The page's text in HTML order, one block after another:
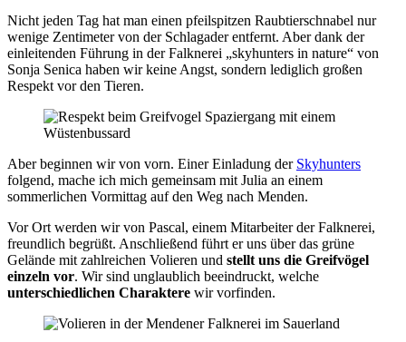
Nicht jeden Tag hat man einen pfeilspitzen Raubtierschnabel nur
wenige Zentimeter von der Schlagader entfernt. Aber dank der
einleitenden Führung in der Falknerei „skyhunters in nature“ von
Sonja Senica haben wir keine Angst, sondern lediglich großen
Respekt vor den Tieren.
Aber beginnen wir von vorn. Einer Einladung der Skyhunters
folgend, mache ich mich gemeinsam mit Julia an einem
sommerlichen Vormittag auf den Weg nach Menden.
Vor Ort werden wir von Pascal, einem Mitarbeiter der Falknerei,
freundlich begrüßt. Anschließend führt er uns über das grüne
Gelände mit zahlreichen Volieren und stellt uns die Greifvögel
einzeln vor. Wir sind unglaublich beeindruckt, welche
unterschiedlichen Charaktere wir vorfinden.